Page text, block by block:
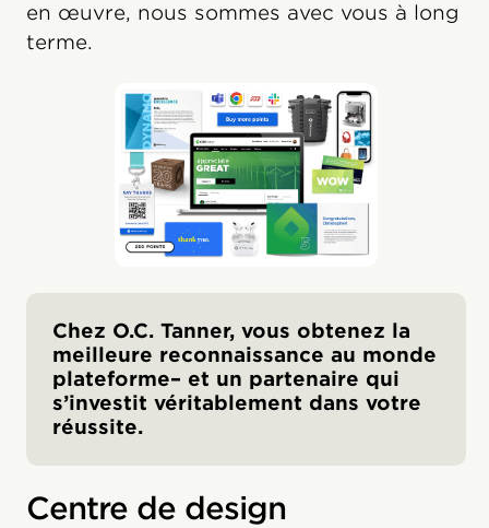
en œuvre, nous sommes avec vous à long
terme.
Chez O.C. Tanner, vous obtenez la
meilleure reconnaissance au monde
plateforme– et un partenaire qui
s’investit véritablement dans votre
réussite.
Centre de design